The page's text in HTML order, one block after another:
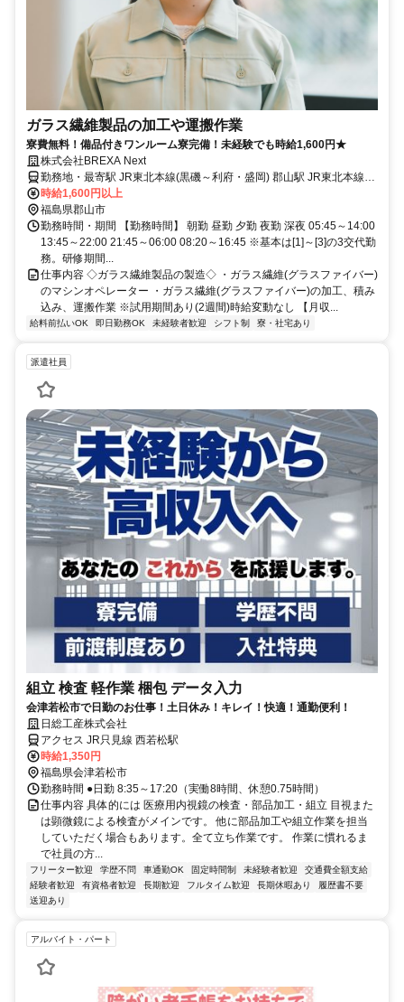
ガラス繊維製品の加工や運搬作業
寮費無料！備品付きワンルーム寮完備！未経験でも時給1,600円★
株式会社BREXA Next
勤務地・最寄駅 JR東北本線(黒磯～利府・盛岡) 郡山駅 JR東北本線
(黒磯～利府・盛岡)/郡山駅,車,10分 ※最寄りのバス停留所から徒歩3
分 ★寮から無料送迎あり ★工場敷地内に無料駐車場あり
時給1,600円以上
福島県郡山市
勤務時間・期間 【勤務時間】 朝勤 昼勤 夕勤 夜勤 深夜 05:45～14:00
13:45～22:00 21:45～06:00 08:20～16:45 ※基本は[1]～[3]の3交代勤
務。研修期間...
仕事内容 ◇ガラス繊維製品の製造◇ ・ガラス繊維(グラスファイバー)
のマシンオペレーター ・ガラス繊維(グラスファイバー)の加工、積み
込み、運搬作業 ※試用期間あり(2週間)時給変動なし 【月収...
給料前払いOK 即日勤務OK 未経験者歓迎 シフト制 寮・社宅あり
派遣社員
組立 検査 軽作業 梱包 データ入力
会津若松市で日勤のお仕事！土日休み！キレイ！快適！通勤便利！
日総工産株式会社
アクセス JR只見線 西若松駅
時給1,350円
福島県会津若松市
勤務時間 ●日勤 8:35～17:20（実働8時間、休憩0.75時間）
仕事内容 具体的には 医療用内視鏡の検査・部品加工・組立 目視また
は顕微鏡による検査がメインです。 他に部品加工や組立作業を担当
していただく場合もあります。全て立ち作業です。 作業に慣れるま
で社員の方...
フリーター歓迎 学歴不問 車通勤OK 固定時間制 未経験者歓迎
交通費全額支給
経験者歓迎
有資格者歓迎 長期歓迎 フルタイム歓迎 長期休暇あり
履歴書不要
送迎あり
アルバイト・パート